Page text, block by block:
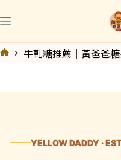
至
主
要
容
牛軋糖推薦｜黃爸爸
YELLOW DADDY ·